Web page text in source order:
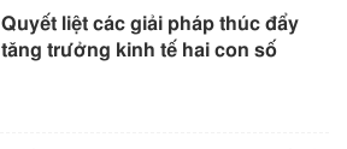
Quyết liệt các giải pháp thúc đẩy
tăng trưởng kinh tế hai con số